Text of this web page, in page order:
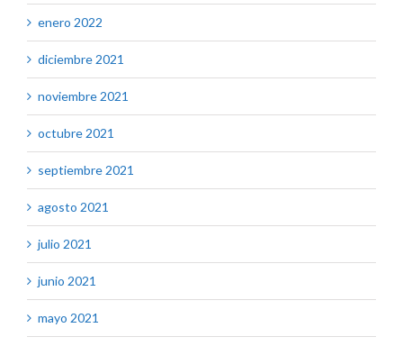
enero 2022
diciembre 2021
noviembre 2021
octubre 2021
septiembre 2021
agosto 2021
julio 2021
junio 2021
mayo 2021